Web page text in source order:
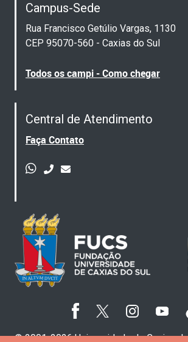
Campus-Sede
Rua Francisco Getúlio Vargas, 1130
CEP 95070-560 - Caxias do Sul
Todos os campi - Como chegar
Central de Atendimento
Faça Contato
© 2001-2026 Universidade de Caxias